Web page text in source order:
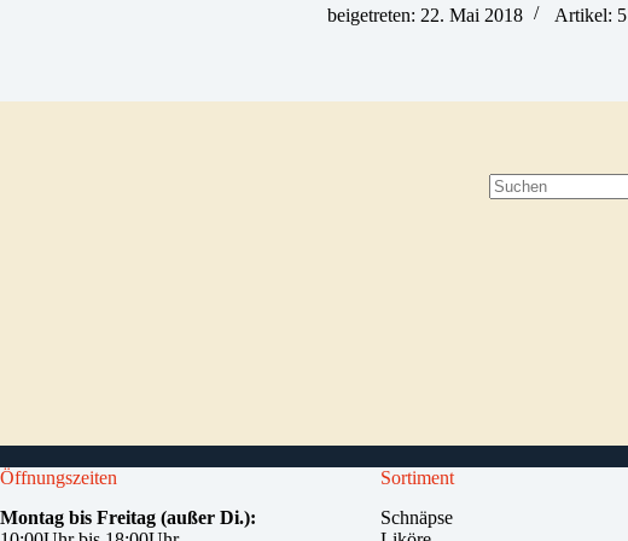
beigetreten: 22. Mai 2018 Artikel: 5
Öffnungszeiten
Montag bis Freitag (außer Di.):
Sortiment
Schnäpse